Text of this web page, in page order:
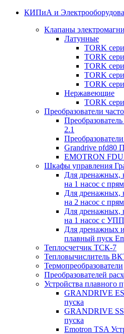
КИПиА и
Клапаны
Латунные
TORK
TORK
TORK
TORK
TORK
Нержавеющие
TORK
Преобразователи
2.1
Grandrive pfd80
EMOTRON
Шкафы управления
Для дренажных,
на 1 насос с
Для дренажных,
на 2 насос с
Для дренажных,
на 1 насос с
Для дренажных
плавный пуск
Теплосчетчик ТСК-7
Тепловычислитель
Термопреобразователи
Преобразователей
Устройства плавного
GRANDRIVE
пуска
GRANDRIVE
пуска
Emotron TSA